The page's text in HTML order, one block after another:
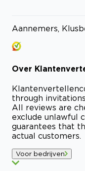
Aannemers,
Over
Klantenvertellen
through
All reviews are
exclude unlawful
guarantees that
actual customers.
Voor bedrijven